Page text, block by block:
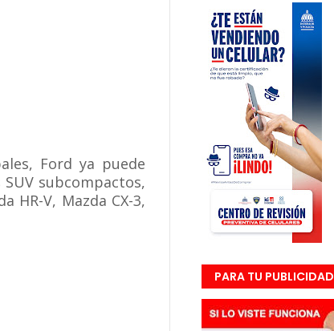
Ford ya puede
subcompactos,
HR-V, Mazda CX-3,
PARA TU PUBLICIDAD